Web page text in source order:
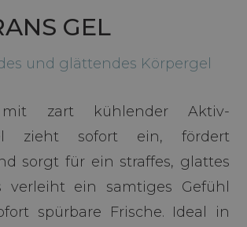
GEL
und glättendes Körpergel
zart kühlender Aktiv-
zieht sofort ein, fördert
sorgt für ein straffes, glattes
verleiht ein samtiges Gefühl
spürbare Frische. Ideal in